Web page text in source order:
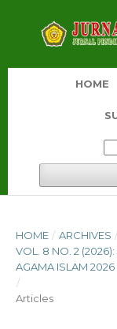
HOME
HOME / ARCHIVES /
VOL. 8 NO. 2
AGAMA ISLAM 2026
/
Articles